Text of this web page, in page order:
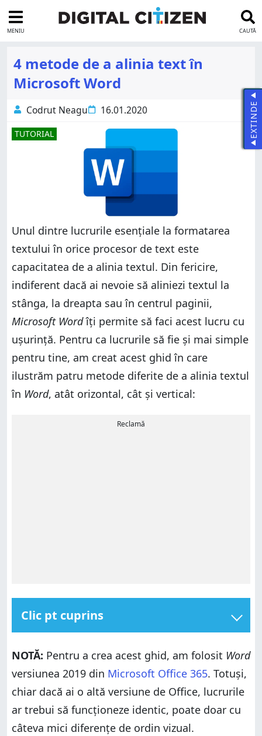
MENIU CAUTĂ
4 metode de a alinia text în
Microsoft Word
Codrut Neagu 16.01.2020
TUTORIAL
Unul dintre lucrurile esențiale la formatarea
textului în orice procesor de text este
capacitatea de a alinia textul. Din fericire,
indiferent dacă ai nevoie să aliniezi textul la
stânga, la dreapta sau în centrul paginii,
Microsoft Wordîți permite să faci acest lucru cu
ușurință. Pentru ca lucrurile să fie și mai simple
pentru tine, am creat acest ghid în care
ilustrăm patru metode diferite de a alinia textul
în Word, atât orizontal, cât și vertical:
Reclamă
Clic pt cuprins
Word
2. Centrează textul orizontal în Microsoft Word
3. Aliniază textul și la stânga și la dreapta în
Microsoft Word
4. Aliniază textul vertical (sus, centru, sus-jos, jos) pe
paginile unui document Microsoft Word
NOTĂ: Pentru a crea acest ghid, am folosit Word
versiunea 2019 din Microsoft Office 365. Totuși,
chiar dacă ai o altă versiune de Office, lucrurile
ar trebui să funcționeze identic, poate doar cu
câteva mici diferențe de ordin vizual.
EXTINDE